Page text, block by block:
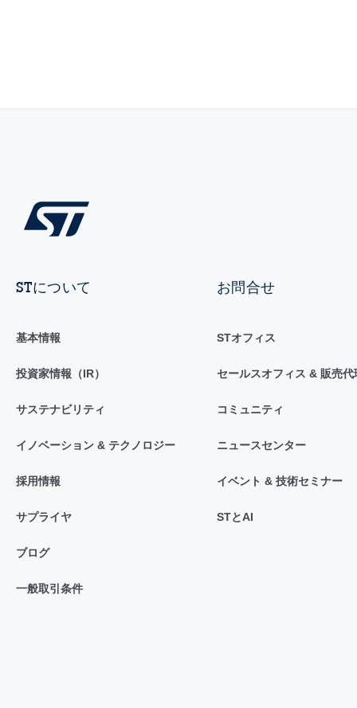
STについて
基本情報
投資家情報（IR）
サステナビリティ
イノベーション & テクノロジー
採用情報
サプライヤ
ブログ
一般取引条件
お問合せ
STオフィス
セールスオフィス & 販売代
コミュニティ
ニュースセンター
イベント & 技術セミナー
STとAI